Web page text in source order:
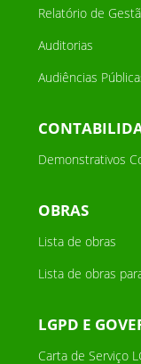
Relatório de
Auditorias
Audiências
Demonstrativos
OBRAS
Lista de obras
Lista de obras
LGPD E
Carta de Serviço